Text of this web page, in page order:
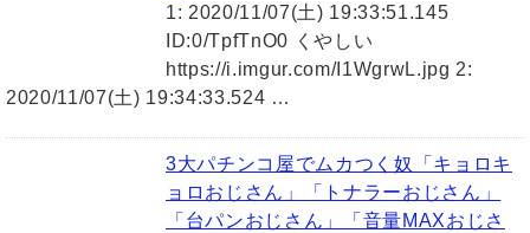
1: 2020/11/07(土) 19:33:51.145
ID:0/TpfTnO0 くやしい
https://i.imgur.com/I1WgrwL.jpg 2:
2020/11/07(土) 19:34:33.524 …
3大パチンコ屋でムカつく奴「キョロキ
ョロおじさん」「トナラーおじさん」
「台パンおじさん」「音量MAXおじさ